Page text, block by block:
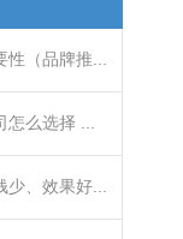
（品牌推...
么选择 ...
、效果好...